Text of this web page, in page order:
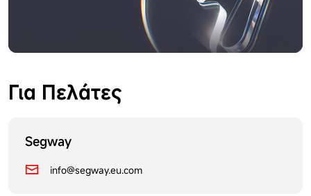
Για Πελάτες
Segway
info@segway.eu.com